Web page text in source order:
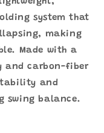
system that
making
Made with a
and carbon-fiber
and
swing balance.